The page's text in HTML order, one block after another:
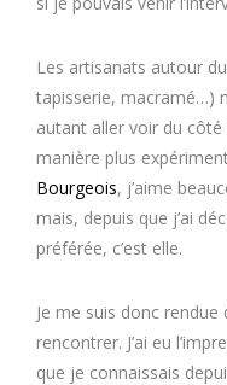
Les artisanats autour
tapisserie, macramé…)
autant aller voir du côté
manière plus
Bourgeois, j’aime
mais, depuis que j’ai
préférée, c’est elle.
Je me suis donc
rencontrer. J’ai eu
que je connaissais